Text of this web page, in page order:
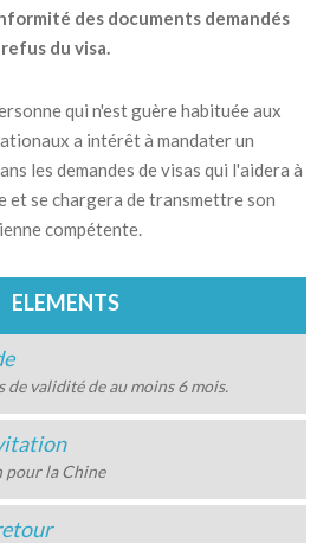
des documents demandés
du visa.
qui n'est guère habituée aux
a intérêt à mandater un
les demandes de visas qui l'aidera à
et se chargera de transmettre son
compétente.
ELEMENTS
de validité de au moins 6 mois.
pour la Chine